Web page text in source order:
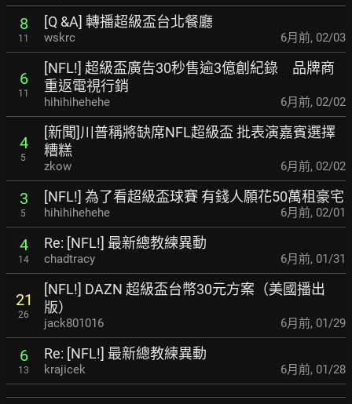
8
11
[Q &A] 轉播超級盃台北餐廳
wskrc 6月前, 02/03
6
11
[NFL!] 超級盃廣告30秒售逾3億創紀錄 品牌商
重返電視行銷
hihihihehehe 6月前, 02/02
4
5
[新聞]川普稱將缺席NFL超級盃 批表演嘉賓選擇
糟糕
zkow 6月前, 02/02
3
5
[NFL!] 為了看超級盃球賽 有錢人願花50萬租豪宅
hihihihehehe 6月前, 02/01
4
14
Re: [NFL!] 最新總教練異動
chadtracy 6月前, 01/31
21
26
[NFL!] DAZN 超級盃台幣30元方案（美國播出
版）
jack801016 6月前, 01/29
6
13
Re: [NFL!] 最新總教練異動
krajicek 6月前, 01/28